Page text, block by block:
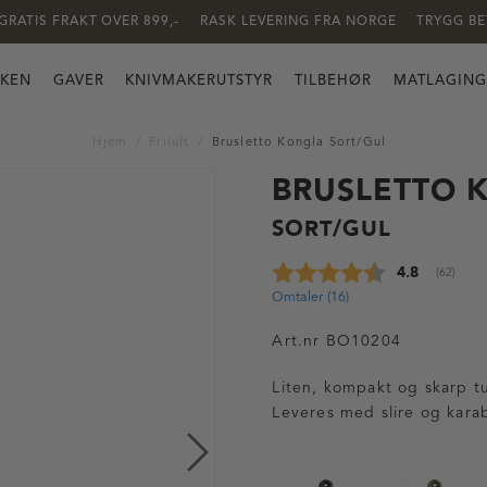
FRAKT OVER 899,- RASK LEVERING FRA NORGE TRYGG
GAVER KNIVMAKERUTSTYR TILBEHØR MATLAGING
Brusletto Kongla Sort/Gul
BRUSLETTO
SORT/GUL
4.8 62
Omtaler (16)
Art.nr BO10204
Liten, kompakt og skarp
Leveres med slire og